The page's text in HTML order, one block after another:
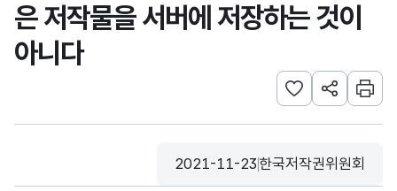
은 저작물을 서버에 저장하는 것이
아니다
관심사 등록하기
URL 공유하
인쇄
등록일
2021-11-23
수집기관
한국저작권위원회